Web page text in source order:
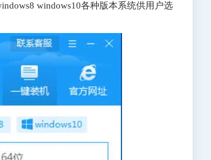
windows10各种版本系统供用户选